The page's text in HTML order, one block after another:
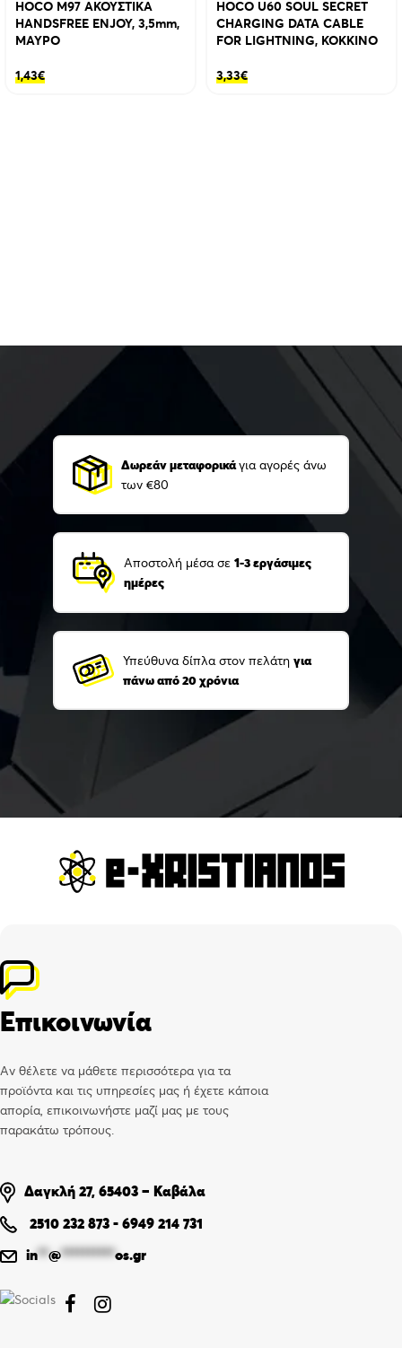
HOCO M97 ΑΚΟΥΣΤΙΚΑ
HANDSFREE ENJOY, 3,5mm,
ΜΑΥΡΟ
1,43€
HOCO U60 SOUL SECRET
CHARGING DATA CABLE
FOR LIGHTNING, ΚΟΚΚΙΝΟ
3,33€
Δωρεάν μεταφορικάγια αγορές άνω
των €80
Αποστολή μέσα σε 1-3 εργάσιμες
ημέρες
Υπεύθυνα δίπλα στον πελάτη για
πάνω από 20 χρόνια
Επικοινωνία
Αν θέλετε να μάθετε περισσότερα για τα
προϊόντα και τις υπηρεσίες μας ή έχετε κάποια
απορία, επικοινωνήστε μαζί μας με τους
παρακάτω τρόπους.
Δαγκλή 27, 65403 – Καβάλα
2510 232 873 - 6949 214 731
in**@**********os.gr
 